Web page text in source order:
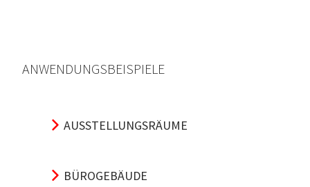
ANWENDUNGSBEISPIELE
AUSSTELLUNGSRÄUME
BÜROGEBÄUDE